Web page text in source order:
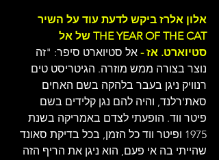
אלון אלרז ביקש לדעת עוד על השיר
THE YEAR OF THE CAT של אל
סטיוארט. אז - אל סטיוארט סיפר: "זה
נוצר בצורה ממש מוזרה. הגיטריסט טים
רנוויק ניגן בעבר בלהקה בשם האחים
סאת'רלנד, והיה להם נגן קלידים בשם
פיטר ווד. הופעתי לצדם באמריקה בשנת
1975 ופיטר ווד כל הזמן, בכל בדיקת סאונד
שהייתי בה אי פעם, הוא ניגן את הריף הזה